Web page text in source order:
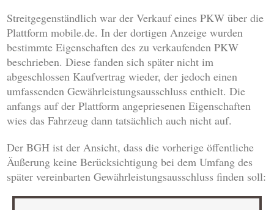
Streitgegenständlich war der Verkauf eines PKW über die
Plattform mobile.de. In der dortigen Anzeige wurden
bestimmte Eigenschaften des zu verkaufenden PKW
beschrieben. Diese fanden sich später nicht im
abgeschlossen Kaufvertrag wieder, der jedoch einen
umfassenden Gewährleistungsausschluss enthielt. Die
anfangs auf der Plattform angepriesenen Eigenschaften
wies das Fahrzeug dann tatsächlich auch nicht auf.
Der BGH ist der Ansicht, dass die vorherige öffentliche
Äußerung keine Berücksichtigung bei dem Umfang des
später vereinbarten Gewährleistungsausschluss finden soll: